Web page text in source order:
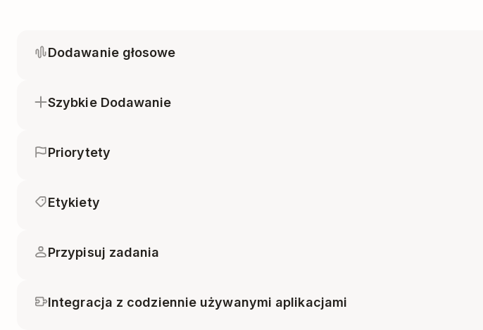
Dodawanie głosowe
Szybkie Dodawanie
Priorytety
Etykiety
Przypisuj zadania
Integracja z codziennie używanymi aplikacjami